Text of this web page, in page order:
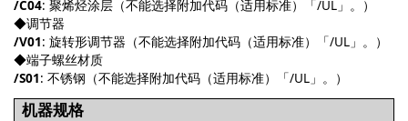
/C04: 聚烯烃涂层（不能选择附加代码（适用标准）「/UL」。）
◆调节器
/V01: 旋转形调节器（不能选择附加代码（适用标准）「/UL」。）
◆端子螺丝材质
/S01: 不锈钢（不能选择附加代码（适用标准）「/UL」。）
机器规格